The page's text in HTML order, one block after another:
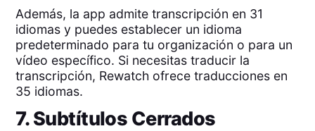
Además, la app admite transcripción en 31
idiomas y puedes establecer un idioma
predeterminado para tu organización o para un
vídeo específico. Si necesitas traducir la
transcripción, Rewatch ofrece traducciones en
35 idiomas.
7. Subtítulos Cerrados